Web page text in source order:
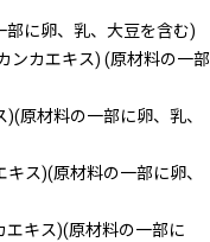
に卵、乳、大豆を含む)
ンカエキス) (原材料の一部
原材料の一部に卵、乳、
ス)(原材料の一部に卵、
エキス)(原材料の一部に